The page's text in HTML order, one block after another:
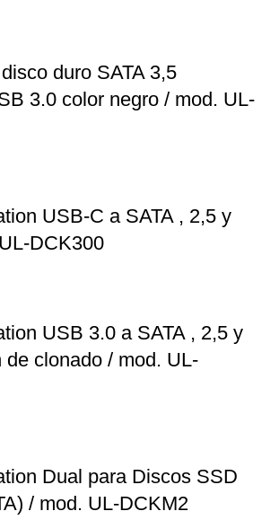
duro SATA 3,5
3.0 color negro / mod. UL-
USB-C a SATA , 2,5 y
DCK300
USB 3.0 a SATA , 2,5 y
de clonado / mod. UL-
Dual para Discos SSD
/ mod. UL-DCKM2